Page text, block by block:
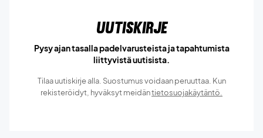
Uutiskirje
Pysy ajan tasalla padelvarusteista ja tapahtumista
liittyvistä uutisista.
Tilaa uutiskirje alla. Suostumus voidaan peruuttaa. Kun
rekisteröidyt, hyväksyt meidäntietosuojakäytäntö.